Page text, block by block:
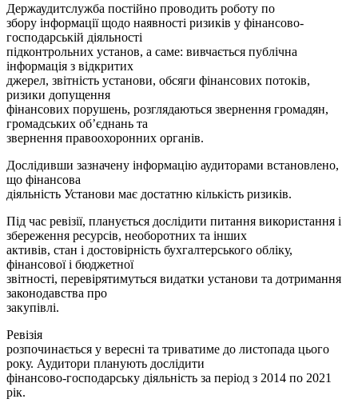
Держаудитслужба постійно проводить роботу по
збору інформації щодо наявності ризиків у фінансово-
господарській діяльності
підконтрольних установ, а саме: вивчається публічна
інформація з відкритих
джерел, звітність установи, обсяги фінансових потоків,
ризики допущення
фінансових порушень, розглядаються звернення громадян,
громадських об’єднань та
звернення правоохоронних органів.
Дослідивши зазначену інформацію аудиторами встановлено,
що фінансова
діяльність Установи має достатню кількість ризиків.
Під час ревізії, планується дослідити питання використання і
збереження ресурсів, необоротних та інших
активів, стан і достовірність бухгалтерського обліку,
фінансової і бюджетної
звітності, перевірятимуться видатки установи та дотримання
законодавства про
закупівлі.
Ревізія
розпочинається у вересні та триватиме до листопада цього
року. Аудитори планують дослідити
фінансово-господарську діяльність за період з 2014 по 2021
рік.